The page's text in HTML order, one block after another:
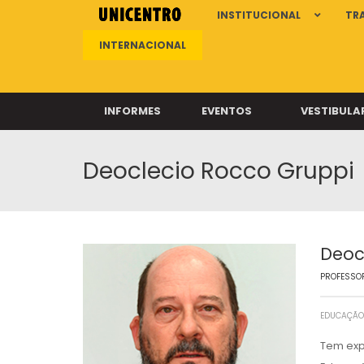
INSTITUCIONAL
INTERNACIONAL
INFORMES EVENTOS
Deoclecio Rocco Gruppi
Tem